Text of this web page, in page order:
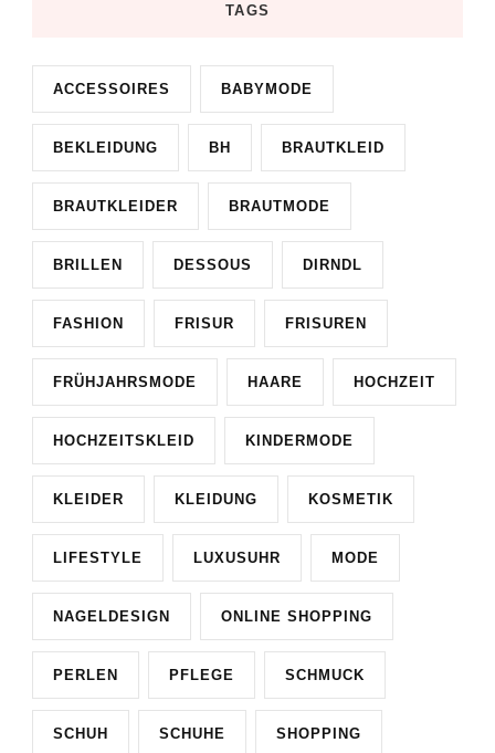
TAGS
ACCESSOIRES BABYMODE
BEKLEIDUNG BH BRAUTKLEID
BRAUTKLEIDER BRAUTMODE
BRILLEN DESSOUS DIRNDL
FASHION FRISUR FRISUREN
FRÜHJAHRSMODE HAARE HOCHZEIT
HOCHZEITSKLEID KINDERMODE
KLEIDER KLEIDUNG KOSMETIK
LIFESTYLE LUXUSUHR MODE
NAGELDESIGN ONLINE SHOPPING
PERLEN PFLEGE SCHMUCK
SCHUH SCHUHE SHOPPING